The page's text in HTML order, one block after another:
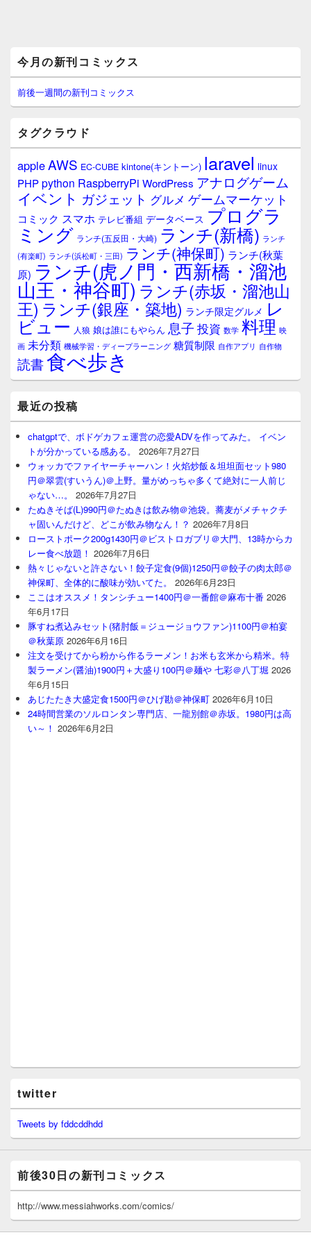
イ
ン
サ
イ
ウ
ィ
ジ
ェ
ア
今月の新刊コミックス
前後一週間の新刊コミックス
タグクラウド
appleAWS EC-CUBE kintone(キントーン) laravel linux
PHPpython RaspberryPi WordPress アナログゲーム
イベント ガジェット グルメ ゲームマーケット
コミック スマホ テレビ番組 データベース プログラ
ミング ランチ(五反田・大崎) ランチ(新橋) ランチ
(有楽町) ランチ(浜松町・三田) ランチ(神保町) ランチ(秋葉
原) ランチ(虎ノ門・西新橋・溜池
山王・神谷町) ランチ(赤坂・溜池山
王) ランチ(銀座・築地) ランチ限定グルメ レ
ビュー 人狼 娘は誰にもやらん 息子 投資 数学 料理 映
画 未分類 機械学習・ディープラーニング 糖質制限 自作アプリ 自作物
読書食べ歩き
最近の投稿
chatgptで、ボドゲカフェ運営の恋愛ADVを作ってみた。 イベン
トが分かっている感ある。
2026年7月27日
ウォッカでファイヤーチャーハン！火焰炒飯＆坦坦面セット980
円＠翠雲(すいうん)＠上野。量がめっちゃ多くて絶対に一人前じ
ゃない…。
2026年7月27日
たぬきそば(L)990円＠たぬきは飲み物＠池袋。蕎麦がメチャクチ
ャ固いんだけど、どこが飲み物なん！？ 2026年7月8日
ローストポーク200g1430円＠ビストロガブリ＠大門、13時からカ
レー食べ放題！ 2026年7月6日
熱々じゃないと許さない！餃子定食(9個)1250円＠餃子の肉太郎＠
神保町、全体的に酸味が効いてた。
2026年6月23日
ここはオススメ！タンシチュー1400円＠一番館＠麻布十番 2026
年6月17日
豚すね煮込みセット(猪肘飯＝ジュージョウファン)1100円＠柏宴
＠秋葉原 2026年6月16日
注文を受けてから粉から作るラーメン！お米も玄米から精米。特
製ラーメン(醤油)1900円＋大盛り100円＠麺や 七彩＠八丁堀 2026
年6月15日
あじたたき大盛定食1500円＠ひげ勘＠神保町 2026年6月10日
24時間営業のソルロンタン専門店、一龍別館＠赤坂。1980円は高
い～！ 2026年6月2日
twitter
Tweets by fddcddhdd
前後30日の新刊コミックス
http://www.messiahworks.com/comics/